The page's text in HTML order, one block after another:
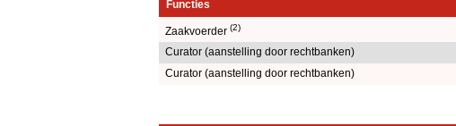
Functies
Zaakvoerder (2)
Curator (aanstelling door rechtbanken)
Curator (aanstelling door rechtbanken)